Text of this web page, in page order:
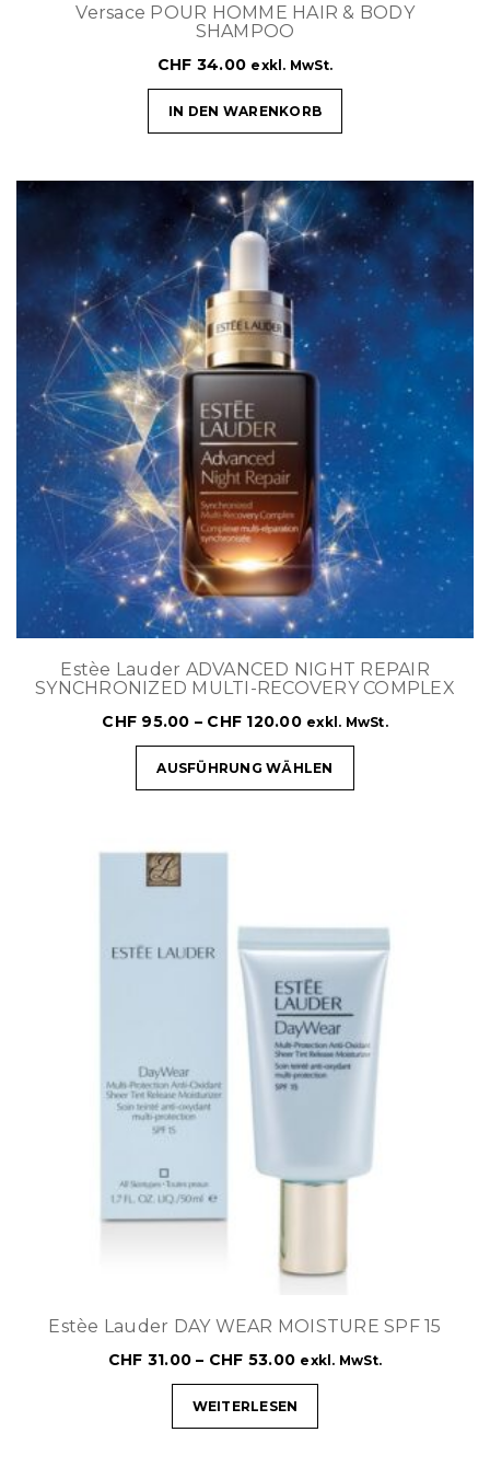
Versace POUR HOMME HAIR & BODY
SHAMPOO
CHF 34.00 exkl. MwSt.
IN DEN WARENKORB
Estèe Lauder ADVANCED NIGHT REPAIR
SYNCHRONIZED MULTI-RECOVERY COMPLEX
CHF 95.00 – CHF 120.00 exkl. MwSt.
AUSFÜHRUNG WÄHLEN
Estèe Lauder DAY WEAR MOISTURE SPF 15
CHF 31.00 – CHF 53.00 exkl. MwSt.
WEITERLESEN